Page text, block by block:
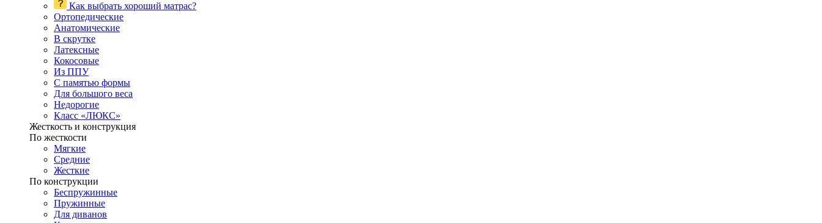
Как выбрать хороший матрас?
Ортопедические
Анатомические
В скрутке
Латексные
Кокосовые
Из ППУ
С памятью формы
Для большого веса
Недорогие
Класс «ЛЮКС»
Жесткость и конструкция
По жесткости
Мягкие
Средние
Жесткие
По конструкции
Беспружинные
Пружинные
Для диванов